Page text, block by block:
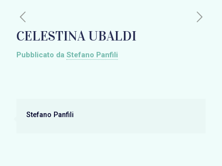
CELESTINA UBALDI
Pubblicato da Stefano Panfili
Stefano Panfili